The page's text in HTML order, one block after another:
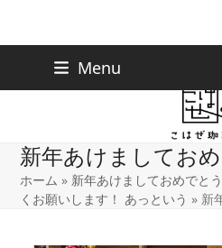
Menu
新年あけましてお
ホーム » 新年あけましておめでと
くお願いします！ あっという » 新